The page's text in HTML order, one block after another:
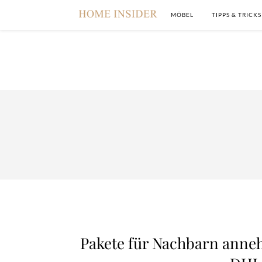
MÖBEL TIPPS & TRICKS
Pakete für Nachbarn